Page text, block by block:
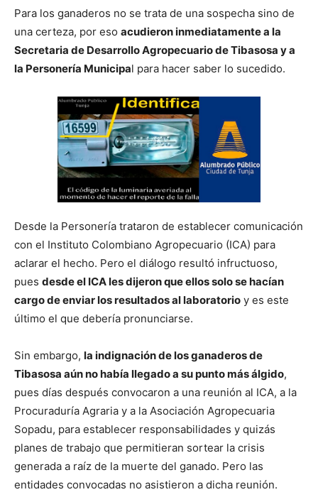
Para los ganaderos no se trata de una sospecha sino de
una certeza, por eso acudieron inmediatamente a la
Secretaria de Desarrollo Agropecuario de Tibasosa y a
la Personería Municipal para hacer saber lo sucedido.
Desde la Personería trataron de establecer comunicación
con el Instituto Colombiano Agropecuario (ICA) para
aclarar el hecho. Pero el diálogo resultó infructuoso,
pues desde el ICA les dijeron que ellos solo se hacían
cargo de enviar los resultados al laboratorio y es este
último el que debería pronunciarse.
Sin embargo, la indignación de los ganaderos de
Tibasosa aún no había llegado a su punto más álgido,
pues días después convocaron a una reunión al ICA, a la
Procuraduría Agraria y a la Asociación Agropecuaria
Sopadu, para establecer responsabilidades y quizás
planes de trabajo que permitieran sortear la crisis
generada a raíz de la muerte del ganado. Pero las
entidades convocadas no asistieron a dicha reunión.